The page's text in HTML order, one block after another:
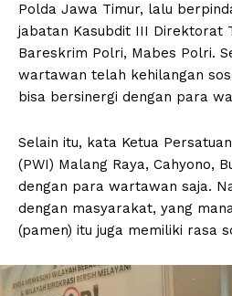
Polda Jawa Timur, lalu
jabatan Kasubdit III Direktorat
Bareskrim Polri, Mabes Polri.
wartawan telah kehilangan
bisa bersinergi dengan para
Selain itu, kata Ketua
(PWI) Malang Raya, Cahyono,
dengan para wartawan saja.
dengan masyarakat, yang
(pamen) itu juga memiliki rasa